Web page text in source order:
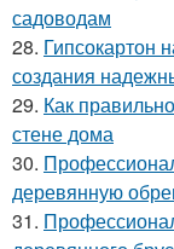
садоводам
28. Гипсокартон
создания
29. Как
стене дома
30.
деревянную
31.